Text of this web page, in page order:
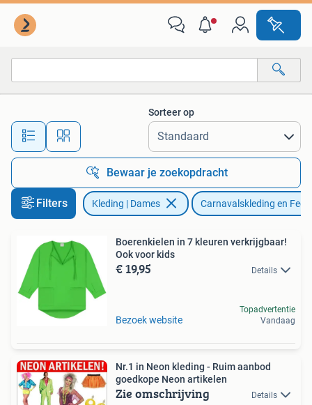
Alle afstanden…
Sorteer op
Bewaar je zoekopdracht
Filters Kleding | Dames Carnavalskleding en
Boerenkielen in 7 kleuren verkrijgbaar!
Ook voor kids
€ 19,95 Details
Bezoek website
Topadvertentie
Vandaag
Nr.1 in Neon kleding - Ruim aanbod
goedkope Neon artikelen
Zie omschrijving Details